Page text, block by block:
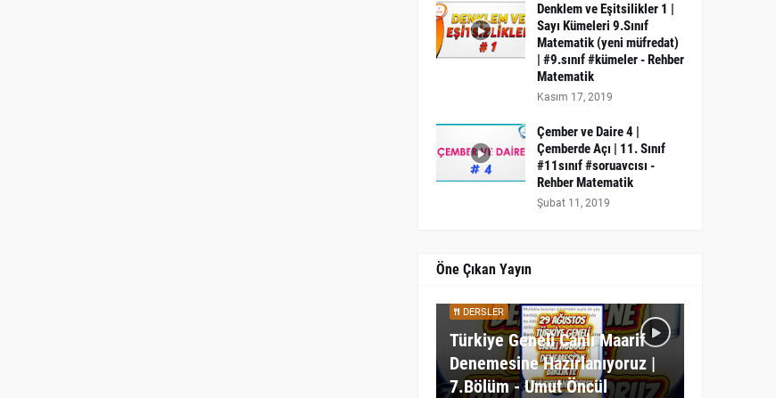
Denklem ve Eşitsilikler 1 |
Sayı Kümeleri 9.Sınıf
Matematik (yeni müfredat)
| #9.sınıf #kümeler - Rehber
Matematik
Kasım 17, 2019
Çember ve Daire 4 |
Çemberde Açı | 11. Sınıf
#11sınıf #soruavcısı -
Rehber Matematik
Şubat 11, 2019
Öne Çıkan Yayın
DERSLER
Türkiye Geneli Canlı Maarif
Denemesine Hazırlanıyoruz |
7.Bölüm - Umut Öncül